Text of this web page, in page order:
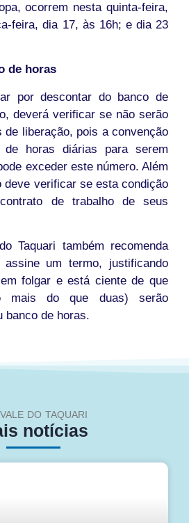
ocorrem nesta quinta-feira,
feira, dia 17, às 16h; e dia 23
de horas
por descontar do banco de
deverá verificar se não serão
de liberação, pois a convenção
horas diárias para serem
exceder este número. Além
deve verificar se esta condição
de trabalho de seus
Taquari também recomenda
um termo, justificando
folgar e está ciente de que
mais do que duas) serão
banco de horas.
DO TAQUARI
notícias